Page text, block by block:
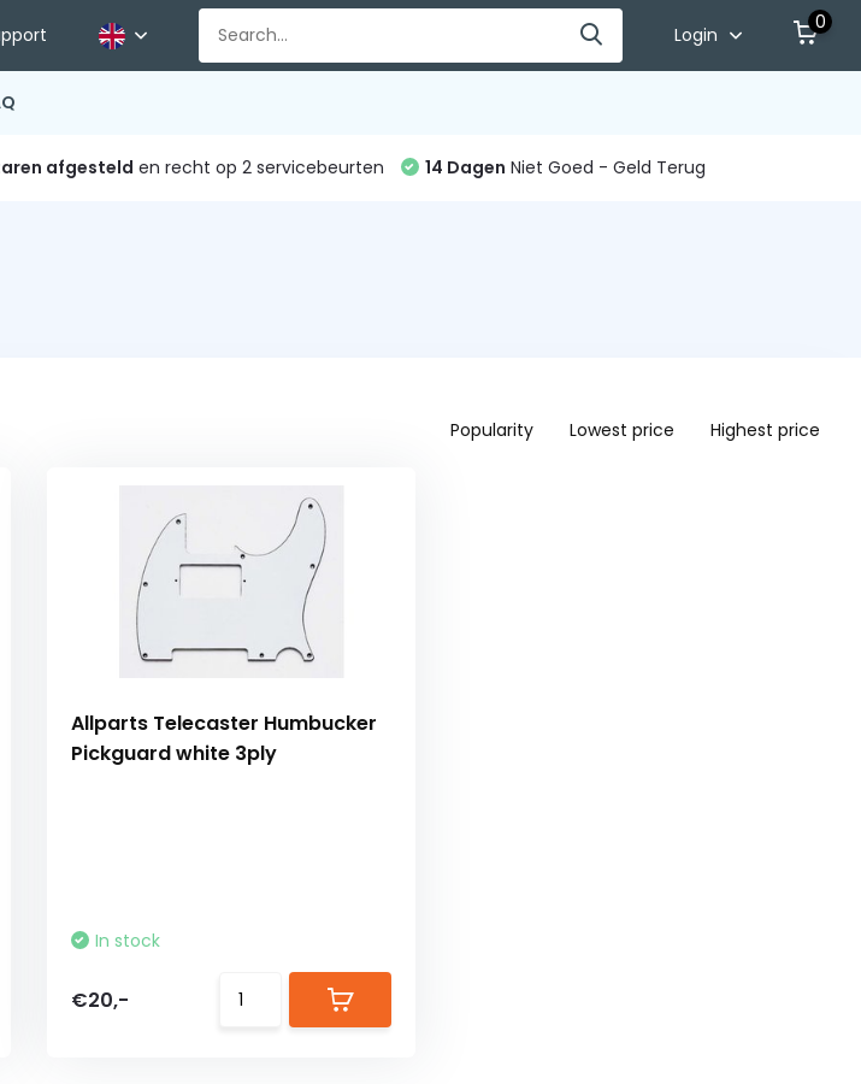
Login
0
afgesteld en recht op 2 servicebeurten 14 Dagen Niet Goed - Geld Terug
Popularity Lowest price Highest price
Allparts Telecaster Humbucker
Pickguard white 3ply
In stock
€20,-